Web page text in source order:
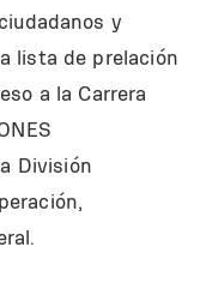
y
lista de prelación
a la Carrera
División